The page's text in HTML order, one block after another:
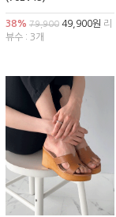
38% 79,900 49,900원 리
뷰수 : 3개